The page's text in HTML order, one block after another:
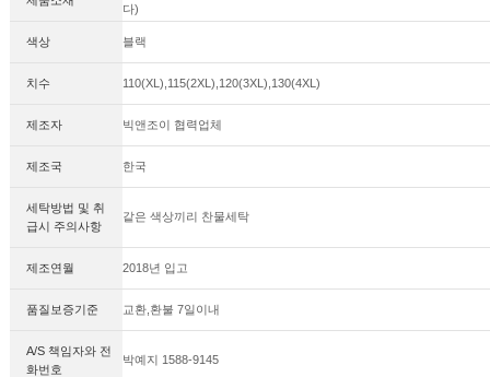
다)
색상 블랙
치수 110(XL),115(2XL),120(3XL),130(4XL)
제조자 빅앤조이 협력업체
제조국 한국
세탁방법 및 취
급시 주의사항
같은 색상끼리 찬물세탁
제조연월 2018년 입고
품질보증기준 교환,환불 7일이내
A/S 책임자와 전
화번호
박예지 1588-9145